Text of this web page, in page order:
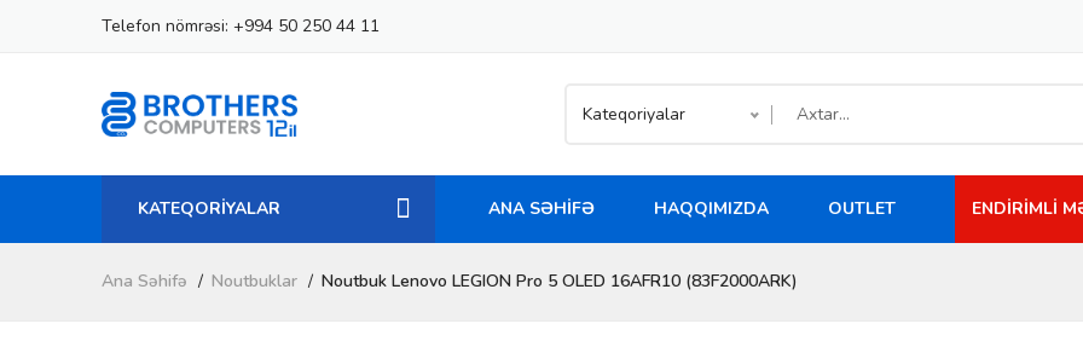
Telefon nömrəsi: +994 50 250 44 11
Kateqoriyalar
KATEQORİYALAR ANA SƏHIFƏ HAQQIMIZDA OUTLET ENDIRIMLI
Ana Səhifə Noutbuklar Noutbuk Lenovo LEGION Pro 5 OLED 16AFR10 (83F2000ARK)